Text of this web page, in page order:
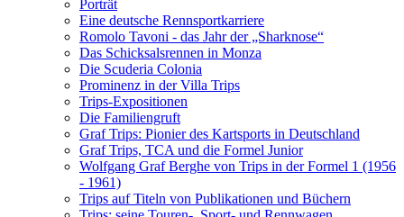
Porträt
Eine deutsche Rennsportkarriere
Romolo Tavoni - das Jahr der „Sharknose“
Das Schicksalsrennen in Monza
Die Scuderia Colonia
Prominenz in der Villa Trips
Trips-Expositionen
Die Familiengruft
Graf Trips: Pionier des Kartsports in Deutschland
Graf Trips, TCA und die Formel Junior
Wolfgang Graf Berghe von Trips in der Formel 1 (1956
- 1961)
Trips auf Titeln von Publikationen und Büchern